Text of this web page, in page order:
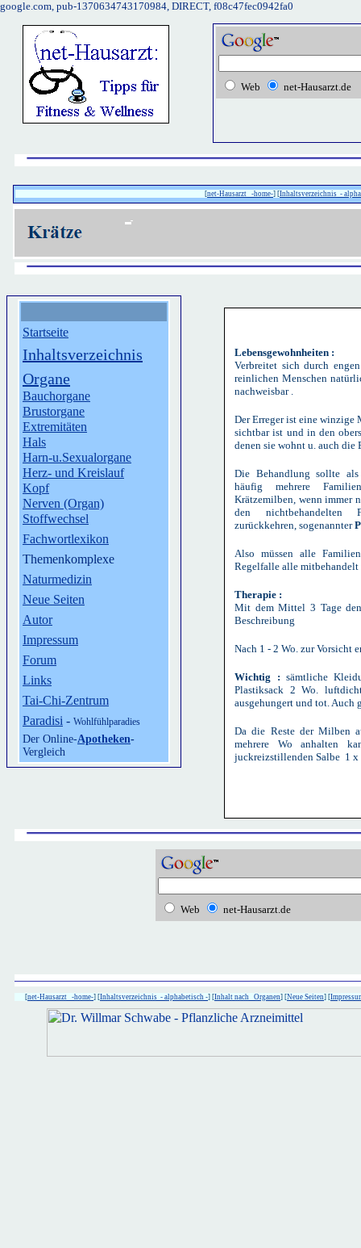
google.com, pub-1370634743170984, DIRECT, f08c47fec0942fa0
Web net-Hausarzt.de
[net-Hausarzt -home-] [Inhaltsverzeichnis -
Startseite
Inhaltsverzeichnis
Organe
Bauchorgane
Brustorgane
Extremitäten
Hals
Harn-u.Sexualorgane
Herz- und Kreislauf
Kopf
Nerven (Organ)
Stoffwechsel
Fachwortlexikon
Themenkomplexe
Naturmedizin
Neue Seiten
Autor
Impressum
Forum
Links
Tai-Chi-Zentrum
Paradisi - Wohlfühlparadies
Der Online-Apotheken-
Vergleich
Lebensgewohnheiten :
Verbreitet sich durch
reinlichen Menschen
nachweisbar .
Der Erreger ist eine
sichtbar ist und in den
denen sie wohnt u. auch die
Die Behandlung sollte als
häufig mehrere
Krätzemilben, wenn immer
den nichtbehandelten
zurückkehren, sogenannter
Also müssen alle
Regelfalle alle mitbehandelt
Therapie :
Mit dem Mittel 3 Tage
Beschreibung
Nach 1 - 2 Wo. zur Vorsicht
Wichtig : sämtliche
Plastiksack 2 Wo.
ausgehungert und tot. Auch
Da die Reste der Milben
mehrere Wo anhalten
juckreizstillenden Salbe 1 x
Web net-Hausarzt.de
[net-Hausarzt -home-] [Inhaltsverzeichnis - alphabetisch -] [Inhalt nach Organen] [Neue Seiten] [